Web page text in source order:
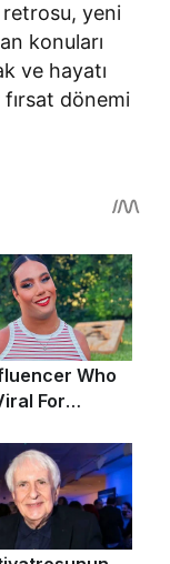
yeni
konuları
ve hayatı
dönemi